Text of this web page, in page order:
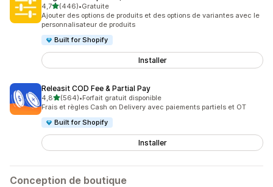
4,7étoile(s) sur 5
(446)
446 avis au total
•Gratuite
Ajouter des options de produits et des options de variantes avec le
personnalisateur de produits
Built for Shopify
Installer
Releasit COD Fee & Partial Pay
4,8étoile(s) sur 5
(564)
564 avis au total
•Forfait gratuit disponible
Frais et règles Cash on Delivery avec paiements partiels et OT
Built for Shopify
Installer
Conception de boutique